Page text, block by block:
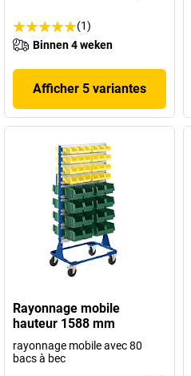
(1)
Binnen 4 weken
Afficher 5 variantes
Rayonnage mobile
hauteur 1588 mm
rayonnage mobile avec 80
bacs à bec